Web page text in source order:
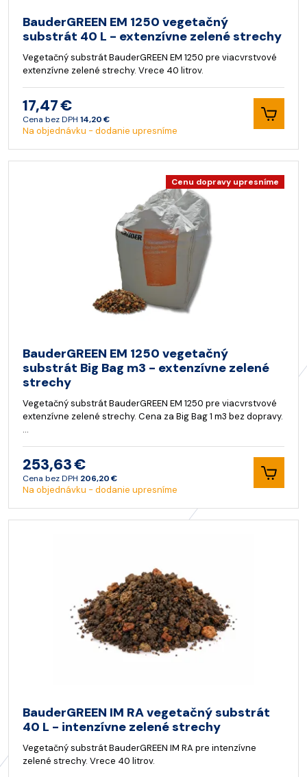
BauderGREEN EM 1250 vegetačný
substrát 40 L - extenzívne zelené strechy
Vegetačný substrát BauderGREEN EM 1250 pre viacvrstvové
extenzívne zelené strechy. Vrece 40 litrov.
17,47 €
Cena bez DPH 14,20 €
Na objednávku - dodanie upresníme
Cenu dopravy upresníme
BauderGREEN EM 1250 vegetačný
substrát Big Bag m3 - extenzívne zelené
strechy
Vegetačný substrát BauderGREEN EM 1250 pre viacvrstvové
extenzívne zelené strechy. Cena za Big Bag 1 m3 bez dopravy.
…
253,63 €
Cena bez DPH 206,20 €
Na objednávku - dodanie upresníme
BauderGREEN IM RA vegetačný substrát
40 L - intenzívne zelené strechy
Vegetačný substrát BauderGREEN IM RA pre intenzívne
zelené strechy. Vrece 40 litrov.